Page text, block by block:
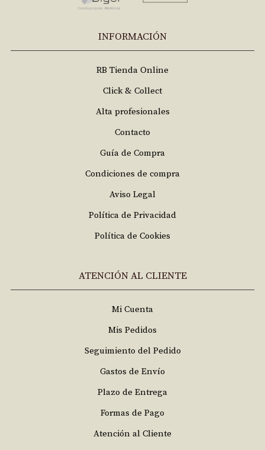
INFORMACIÓN
RB Tienda Online
Click & Collect
Alta profesionales
Contacto
Guía de Compra
Condiciones de compra
Aviso Legal
Política de Privacidad
Política de Cookies
ATENCIÓN AL CLIENTE
Mi Cuenta
Mis Pedidos
Seguimiento del Pedido
Gastos de Envío
Plazo de Entrega
Formas de Pago
Atención al Cliente